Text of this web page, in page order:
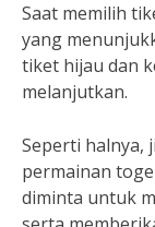
Saat memilih
yang
tiket hijau dan
melanjutkan.
Seperti halnya,
permainan
diminta untuk